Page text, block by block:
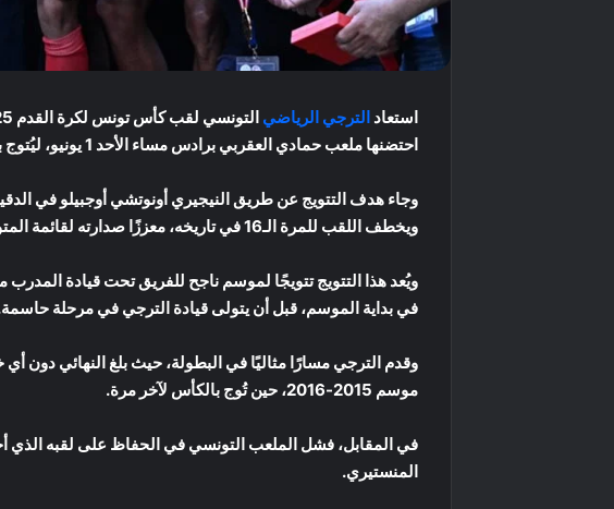
استعادالترجي الرياضي
احتضنها ملعب حمادي العقربي برادس مساء الأحد 1 يونيو، ليُتوج بالثنائية المحلية عقب فوزه بلقب الدوري قبل أسابيع.
ويخطف اللقب للمرة الـ16 في تاريخه، معززًا صدارته لقائمة المتوجين بكأس تونس، متقدمًا على النادي الإفريقي صاحب 13 لقبًا.
ويُعد هذا التتويج تتويجًا لموسم ناجح للفريق تحت قيادة المدرب
في بداية الموسم، قبل أن يتولى قيادة الترجي في مرحلة
موسم 2015-2016، حين تُوج بالكأس لآخر مرة.
في المقابل، فشل الملعب التونسي في الحفاظ على لقبه الذي
المنستيري.